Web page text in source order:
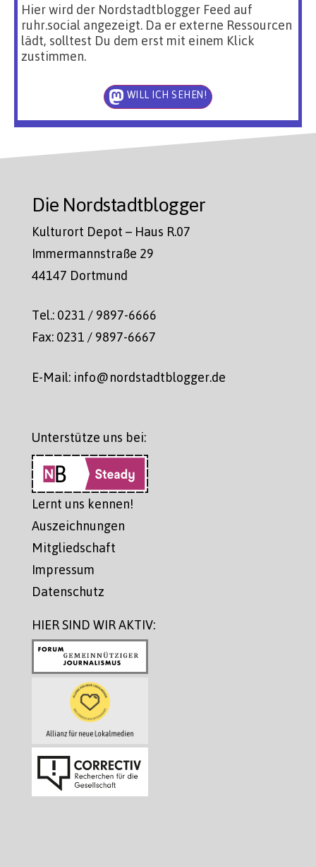
Hier wird der Nordstadtblogger Feed auf
ruhr.social angezeigt. Da er externe Ressourcen
lädt, solltest Du dem erst mit einem Klick
zustimmen.
WILL ICH SEHEN!
Die Nordstadtblogger
Kulturort Depot – Haus R.07
Immermannstraße 29
44147 Dortmund
Tel.: 0231 / 9897-6666
Fax: 0231 / 9897-6667
E-Mail: info@nordstadtblogger.de
Unterstütze uns bei:
Lernt uns kennen!
Auszeichnungen
Mitgliedschaft
Impressum
Datenschutz
HIER SIND WIR AKTIV: